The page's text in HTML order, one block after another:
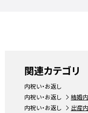
関連カテゴリ
内祝い・お返し
内祝い・お返し
結婚
内祝い・お返し
出産